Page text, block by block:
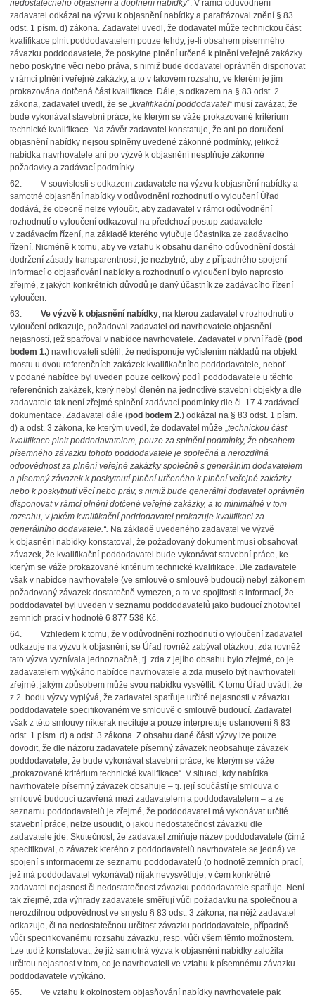
nedostatečného objasnění a doplnění nabídky“. V rámci odůvodnění
zadavatel odkázal na výzvu k objasnění nabídky a parafrázoval znění § 83
odst. 1 písm. d) zákona. Zadavatel uvedl, že dodavatel může technickou část
kvalifikace plnit poddodavatelem pouze tehdy, je-li obsahem písemného
závazku poddodavatele, že poskytne plnění určené k plnění veřejné zakázky
nebo poskytne věci nebo práva, s nimiž bude dodavatel oprávněn disponovat
v rámci plnění veřejné zakázky, a to v takovém rozsahu, ve kterém je jím
prokazována dotčená část kvalifikace. Dále, s odkazem na § 83 odst. 2
zákona, zadavatel uvedl, že se „kvalifikační poddodavatel“ musí zavázat, že
bude vykonávat stavební práce, ke kterým se váže prokazované kritérium
technické kvalifikace. Na závěr zadavatel konstatuje, že ani po doručení
objasnění nabídky nejsou splněny uvedené zákonné podmínky, jelikož
nabídka navrhovatele ani po výzvě k objasnění nesplňuje zákonné
požadavky a zadávací podmínky.
62. V souvislosti s odkazem zadavatele na výzvu k objasnění nabídky a
samotné objasnění nabídky v odůvodnění rozhodnutí o vyloučení Úřad
dodává, že obecně nelze vyloučit, aby zadavatel v rámci odůvodnění
rozhodnutí o vyloučení odkazoval na předchozí postup zadavatele
v zadávacím řízení, na základě kterého vylučuje účastníka ze zadávacího
řízení. Nicméně k tomu, aby ve vztahu k obsahu daného odůvodnění dostál
dodržení zásady transparentnosti, je nezbytné, aby z případného spojení
informací o objasňování nabídky a rozhodnutí o vyloučení bylo naprosto
zřejmé, z jakých konkrétních důvodů je daný účastník ze zadávacího řízení
vyloučen.
63. Ve výzvě k objasnění nabídky, na kterou zadavatel v rozhodnutí o
vyloučení odkazuje, požadoval zadavatel od navrhovatele objasnění
nejasností, jež spatřoval v nabídce navrhovatele. Zadavatel v první řadě (pod
bodem 1.) navrhovateli sdělil, že nedisponuje vyčíslením nákladů na objekt
mostu u dvou referenčních zakázek kvalifikačního poddodavatele, neboť
v podané nabídce byl uveden pouze celkový podíl poddodavatele u těchto
referenčních zakázek, který nebyl členěn na jednotlivé stavební objekty a dle
zadavatele tak není zřejmé splnění zadávací podmínky dle čl. 17.4 zadávací
dokumentace. Zadavatel dále (pod bodem 2.) odkázal na § 83 odst. 1 písm.
d) a odst. 3 zákona, ke kterým uvedl, že dodavatel může „technickou část
kvalifikace plnit poddodavatelem, pouze za splnění podmínky, že obsahem
písemného závazku tohoto poddodavatele je společná a nerozdílná
odpovědnost za plnění veřejné zakázky společně s generálním dodavatelem
a písemný závazek k poskytnutí plnění určeného k plnění veřejné zakázky
nebo k poskytnutí věcí nebo práv, s nimiž bude generální dodavatel oprávněn
disponovat v rámci plnění dotčené veřejné zakázky, a to minimálně v tom
rozsahu, v jakém kvalifikační poddodavatel prokazuje kvalifikaci za
generálního dodavatele.“. Na základě uvedeného zadavatel ve výzvě
k objasnění nabídky konstatoval, že požadovaný dokument musí obsahovat
závazek, že kvalifikační poddodavatel bude vykonávat stavební práce, ke
kterým se váže prokazované kritérium technické kvalifikace. Dle zadavatele
však v nabídce navrhovatele (ve smlouvě o smlouvě budoucí) nebyl zákonem
požadovaný závazek dostatečně vymezen, a to ve spojitosti s informací, že
poddodavatel byl uveden v seznamu poddodavatelů jako budoucí zhotovitel
zemních prací v hodnotě 6 877 538 Kč.
64. Vzhledem k tomu, že v odůvodnění rozhodnutí o vyloučení zadavatel
odkazuje na výzvu k objasnění, se Úřad rovněž zabýval otázkou, zda rovněž
tato výzva vyznívala jednoznačně, tj. zda z jejího obsahu bylo zřejmé, co je
zadavatelem vytýkáno nabídce navrhovatele a zda muselo být navrhovateli
zřejmé, jakým způsobem může svou nabídku vysvětlit. K tomu Úřad uvádí, že
z 2. bodu výzvy vyplývá, že zadavatel spatřuje určité nejasnosti v závazku
poddodavatele specifikovaném ve smlouvě o smlouvě budoucí. Zadavatel
však z této smlouvy nikterak necituje a pouze interpretuje ustanovení § 83
odst. 1 písm. d) a odst. 3 zákona. Z obsahu dané části výzvy lze pouze
dovodit, že dle názoru zadavatele písemný závazek neobsahuje závazek
poddodavatele, že bude vykonávat stavební práce, ke kterým se váže
„prokazované kritérium technické kvalifikace“. V situaci, kdy nabídka
navrhovatele písemný závazek obsahuje – tj. její součástí je smlouva o
smlouvě budoucí uzavřená mezi zadavatelem a poddodavatelem – a ze
seznamu poddodavatelů je zřejmé, že poddodavatel má vykonávat určité
stavební práce, nelze usoudit, o jakou nedostatečnost závazku dle
zadavatele jde. Skutečnost, že zadavatel zmiňuje název poddodavatele (čímž
specifikoval, o závazek kterého z poddodavatelů navrhovatele se jedná) ve
spojení s informacemi ze seznamu poddodavatelů (o hodnotě zemních prací,
jež má poddodavatel vykonávat) nijak nevysvětluje, v čem konkrétně
zadavatel nejasnost či nedostatečnost závazku poddodavatele spatřuje. Není
tak zřejmé, zda výhrady zadavatele směřují vůči požadavku na společnou a
nerozdílnou odpovědnost ve smyslu § 83 odst. 3 zákona, na nějž zadavatel
odkazuje, či na nedostatečnou určitost závazku poddodavatele, případně
vůči specifikovanému rozsahu závazku, resp. vůči všem těmto možnostem.
Lze tudíž konstatovat, že již samotná výzva k objasnění nabídky založila
určitou nejasnost v tom, co je navrhovateli ve vztahu k písemnému závazku
poddodavatele vytýkáno.
65. Ve vztahu k okolnostem objasňování nabídky navrhovatele pak